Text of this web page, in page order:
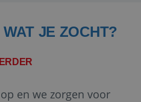
JE ZOCHT?
en we zorgen voor
www.reiswerk.nl